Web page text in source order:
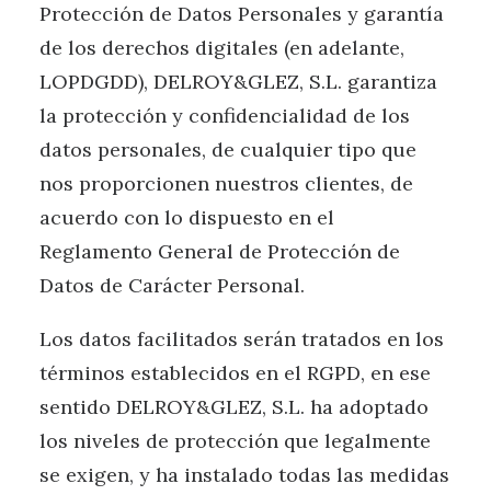
Protección de Datos Personales y garantía
de los derechos digitales (en adelante,
LOPDGDD), DELROY&GLEZ, S.L. garantiza
la protección y confidencialidad de los
datos personales, de cualquier tipo que
nos proporcionen nuestros clientes, de
acuerdo con lo dispuesto en el
Reglamento General de Protección de
Datos de Carácter Personal.
Los datos facilitados serán tratados en los
términos establecidos en el RGPD, en ese
sentido DELROY&GLEZ, S.L. ha adoptado
los niveles de protección que legalmente
se exigen, y ha instalado todas las medidas